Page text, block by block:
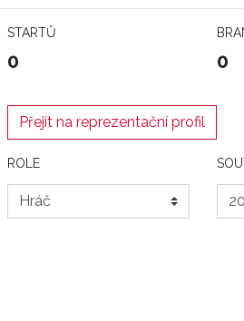
STARTŮ
0 0
Přejít na reprezentační profil
ROLE